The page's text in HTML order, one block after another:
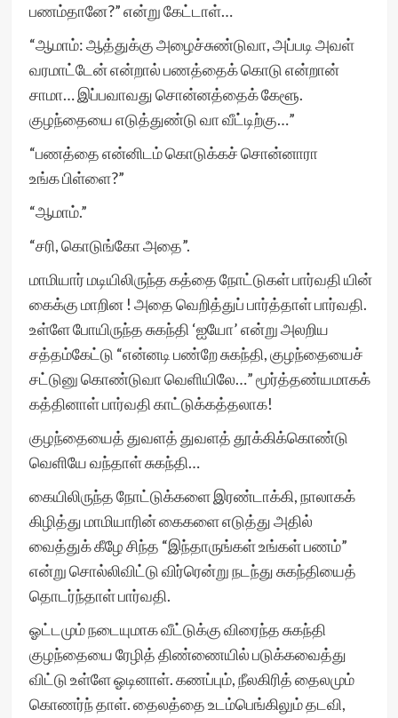
பணம்தானே?” என்று கேட்டாள்…
“ஆமாம்: ஆத்துக்கு அழைச்சுண்டுவா, அப்படி அவள்
வரமாட்டேன் என்றால் பணத்தைக் கொடு என்றான்
சாமா… இப்பவாவது சொன்னத்தைக் கேளூ.
குழந்தையை எடுத்துண்டு வா வீட்டிற்கு…”
“பணத்தை என்னிடம் கொடுக்கச் சொன்னாரா
உங்க பிள்ளை?”
“ஆமாம்.”
“சரி, கொடுங்கோ அதை”.
மாமியார் மடியிலிருந்த கத்தை நோட்டுகள் பார்வதி யின்
கைக்கு மாறின ! அதை வெறித்துப் பார்த்தாள் பார்வதி.
உள்ளே போயிருந்த சுகந்தி ‘ஐயோ’ என்று அலறிய
சத்தம்கேட்டு “என்னடி பண்றே சுகந்தி, குழந்தையைச்
சட்டுனு கொண்டுவா வெளியிலே…” மூர்த்தண்யமாகக்
கத்தினாள் பார்வதி காட்டுக்கத்தலாக!
குழந்தையைத் துவளத் துவளத் தூக்கிக்கொண்டு
வெளியே வந்தாள் சுகந்தி…
கையிலிருந்த நோட்டுக்களை இரண்டாக்கி, நாலாகக்
கிழித்து மாமியாரின் கைகளை எடுத்து அதில்
வைத்துக் கீழே சிந்த “இந்தாருங்கள் உங்கள் பணம்”
என்று சொல்லிவிட்டு விர்ரென்று நடந்து சுகந்தியைத்
தொடர்ந்தாள் பார்வதி.
ஓட்டமும் நடையுமாக வீட்டுக்கு விரைந்த சுகந்தி
குழந்தையை ரேழித் திண்ணையில் படுக்கவைத்து
விட்டு உள்ளே ஓடினாள். கணப்பும், நீலகிரித் தைலமும்
கொணர்ந் தாள். தைலத்தை உடம்பெங்கிலும் தடவி,